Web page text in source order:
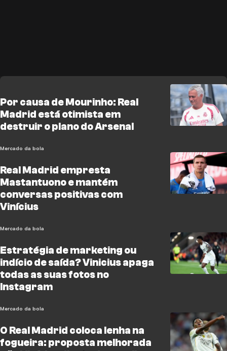
Por causa de Mourinho: Real
Madrid está otimista em
destruir o plano do Arsenal
Mercado da bola
Real Madrid empresta
Mastantuono e mantém
conversas positivas com
Vinícius
Mercado da bola
Estratégia de marketing ou
indício de saída? Vinicius apaga
todas as suas fotos no
Instagram
Mercado da bola
O Real Madrid coloca lenha na
fogueira: proposta melhorada